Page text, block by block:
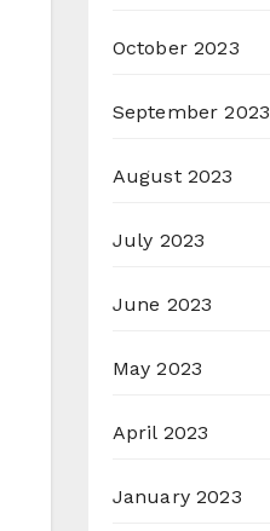
October 2023
September 2023
August 2023
July 2023
June 2023
May 2023
April 2023
January 2023